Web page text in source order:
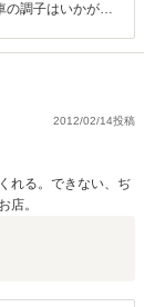
調子はいかがで
に喜んでいただ
で末長くお付き
2012/02/14投稿
れる。できない、ぢ
店。